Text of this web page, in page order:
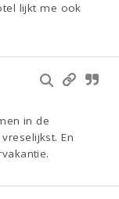
lijkt me ook
in de
En